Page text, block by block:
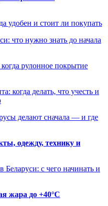
удобен и стоит ли покупать
что нужно знать до начала
рулонное покрытие
когда делать, что учесть и
делают сначала — и где
одежду, технику и
с чего начинать и
жара до +40°C